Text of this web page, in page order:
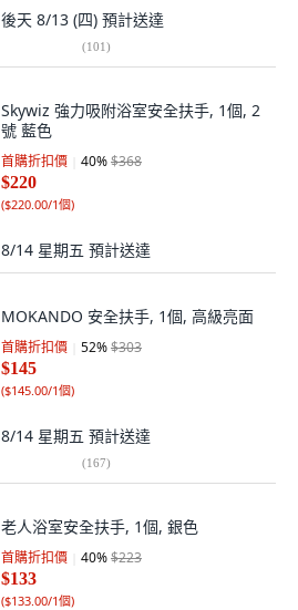
後天 8/13 (四) 預計送達
(101)
Skywiz 強力吸附浴室安全扶手, 1個, 2
號 藍色
首購折扣價 40%$368
$220
($220.00/1個)
8/14 星期五 預計送達
MOKANDO 安全扶手, 1個, 高級亮面
首購折扣價 52%$303
$145
($145.00/1個)
8/14 星期五 預計送達
(167)
老人浴室安全扶手, 1個, 銀色
首購折扣價 40%$223
$133
($133.00/1個)